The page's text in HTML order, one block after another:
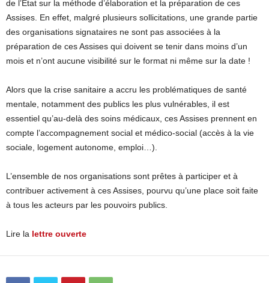
de l’État sur la méthode d’élaboration et la préparation de ces
Assises. En effet, malgré plusieurs sollicitations, une grande partie
des organisations signataires ne sont pas associées à la
préparation de ces Assises qui doivent se tenir dans moins d’un
mois et n’ont aucune visibilité sur le format ni même sur la date !
Alors que la crise sanitaire a accru les problématiques de santé
mentale, notamment des publics les plus vulnérables, il est
essentiel qu’au-delà des soins médicaux, ces Assises prennent en
compte l’accompagnement social et médico-social (accès à la vie
sociale, logement autonome, emploi…).
L’ensemble de nos organisations sont prêtes à participer et à
contribuer activement à ces Assises, pourvu qu’une place soit faite
à tous les acteurs par les pouvoirs publics.
Lire la lettre ouverte